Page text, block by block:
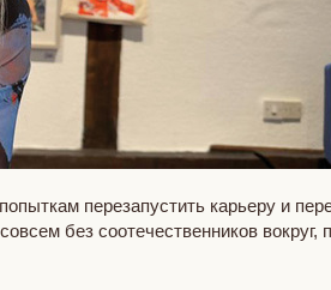
перезапустить карьеру и
без соотечественников вокруг,